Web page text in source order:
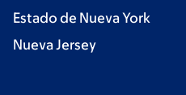
Estado de Nueva York
Nueva Jersey